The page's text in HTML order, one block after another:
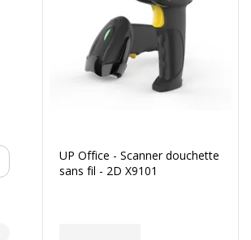
UP Office - Scanner douchette
sans fil - 2D X9101